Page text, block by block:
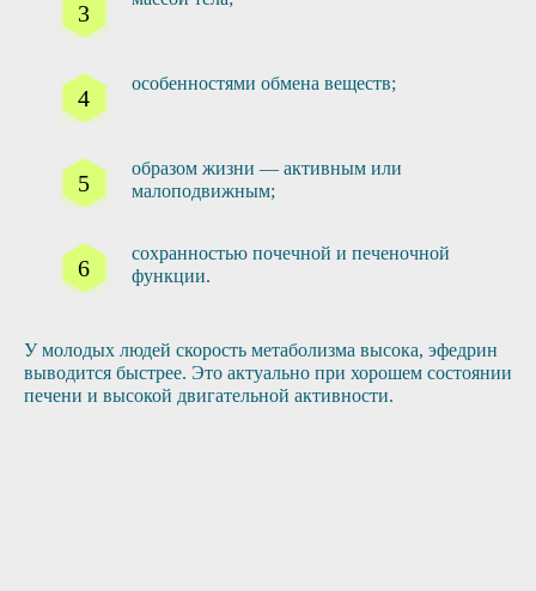
особенностями обмена веществ;
образом жизни — активным или
малоподвижным;
сохранностью почечной и печеночной
функции.
У молодых людей скорость метаболизма высока, эфедрин
выводится быстрее. Это актуально при хорошем состоянии
печени и высокой двигательной активности.